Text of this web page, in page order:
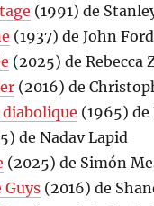
(1991) de
(1937) de John Ford
(2025) de Rebecca
(2016) de
diabolique (1965)
de Nadav Lapid
(2025) de Simón
Guys (2016) de